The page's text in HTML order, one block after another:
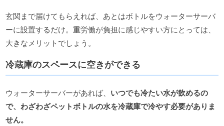
玄関まで届けてもらえれば、あとはボトルをウォーターサーバ
ーに設置するだけ。重労働が負担に感じやすい方にとっては、
大きなメリットでしょう。
冷蔵庫のスペースに空きができる
ウォーターサーバーがあれば、 いつでも冷たい水が飲めるの
で、わざわざペットボトルの水を冷蔵庫で冷やす必要がありま
せん。